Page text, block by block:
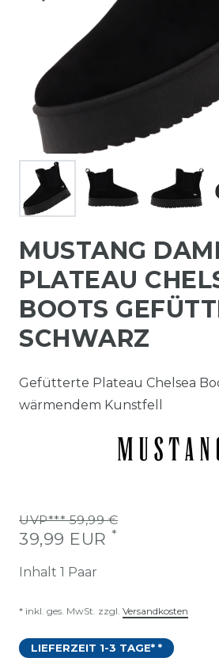
MUSTANG
PLATEAU
BOOTS
SCHWARZ
Gefütterte Plateau Chelsea
wärmendem Kunstfell
UVP*** 59,99 €
39,99 EUR *
Inhalt 1 Paar
* inkl. ges. MwSt. zzgl. Versandkosten
LIEFERZEIT 1-3 TAGE* *